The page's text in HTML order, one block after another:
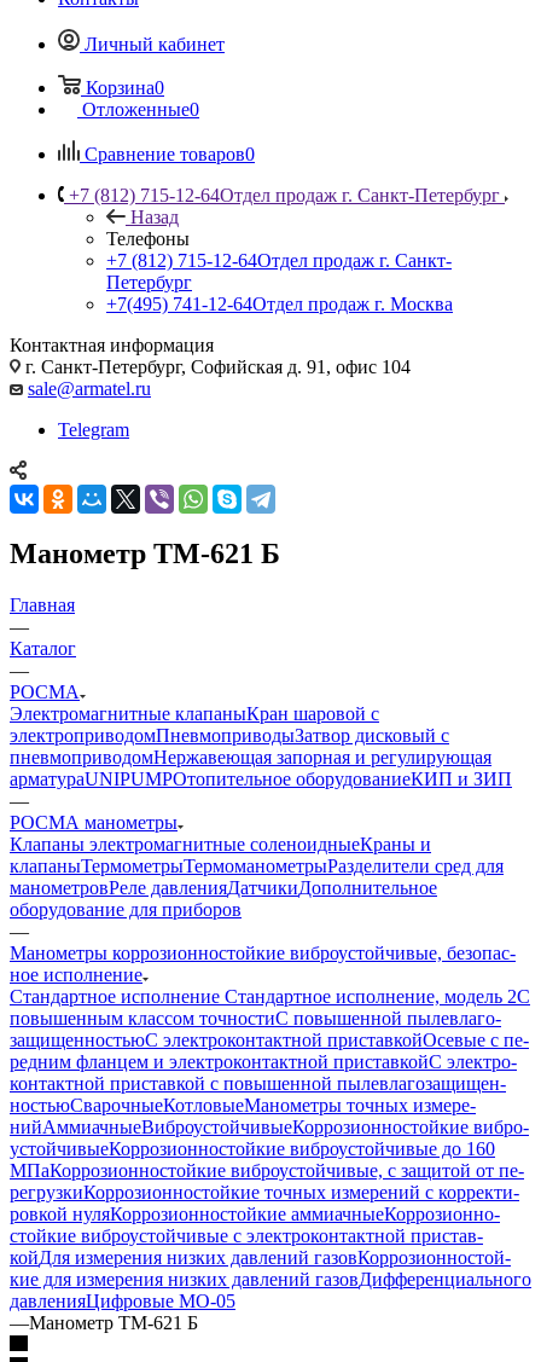
Личный кабинет
Корзина0
Отложенные0
Сравнение товаров0
+7 (812) 715-12-64Отдел продаж г. Санкт-Петербург
Назад
Телефоны
+7 (812) 715-12-64Отдел продаж г. Санкт-
Петербург
+7(495) 741-12-64Отдел продаж г. Москва
Контактная информация
г. Санкт-Петербург, Софийская д. 91, офис 104
sale@armatel.ru
Telegram
Манометр ТМ-621 Б
Главная
—
Каталог
—
РОСМА
Электромагнитные клапаныКран шаровой с
электроприводомПневмоприводыЗатвор дисковый с
пневмоприводомНержавеющая запорная и регулирующая
арматураUNIPUMPОтопительное оборудованиеКИП и ЗИП
—
РОСМА манометры
Клапаны электромагнитные соленоидныеКраны и
клапаныТермометрыТермоманометрыРазделители сред для
манометровРеле давленияДатчикиДополнительное
оборудование для приборов
—
Манометры кор­ро­зи­он­но­стой­кие виб­ро­ус­той­чи­вые, бе­зо­пас­
ное ис­пол­не­ние
Стандартное исполнение Стандартное исполнение, модель 2С
по­вы­шен­ным клас­сом точностиС по­вы­шен­ной пы­ле­вла­го­
защи­щен­ностьюС элек­тро­кон­такт­ной при­став­койОсе­вые с пе­
ред­ним флан­цем и элек­тро­кон­такт­ной приставкойС элек­тро­
контакт­ной при­став­кой с по­вы­шен­ной пыле­вла­го­за­щи­щен­
ностьюСварочныеКотловыеМанометры точ­ных изме­ре­
нийАммиачныеВиб­ро­ус­той­чи­выеКор­ро­зи­он­но­стой­кие виб­ро­
ус­той­чи­выеКор­ро­зи­он­но­стой­кие виб­ро­ус­той­чи­вые до 160
МПаКор­ро­зи­он­но­стой­кие виб­ро­ус­той­чи­вые, с за­щи­той от пе­
ре­груз­киКор­ро­зи­он­но­стой­кие точ­ных изме­ре­ний с кор­рек­ти­
ров­кой нуляКор­ро­зи­он­но­стой­кие ам­ми­ач­ныеКор­ро­зи­он­но­
стой­кие виб­ро­ус­той­чи­вые с элек­тро­кон­такт­ной при­став­
койДля изме­ре­ния низ­ких дав­ле­ний га­зовКор­ро­зи­он­но­стой­
кие для изме­ре­ния низ­ких дав­ле­ний га­зовДиф­фе­рен­ци­аль­но­го
дав­ле­нияЦиф­ро­вые МО-05
—Манометр ТМ-621 Б